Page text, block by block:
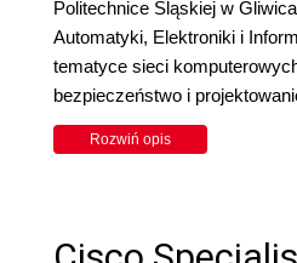
Politechnice Śląskiej w
Automatyki, Elektroniki i
tematyce sieci
bezpieczeństwo i
Rozwiń opis